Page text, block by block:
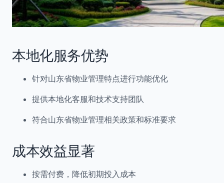
本地化服务优势
针对山东省物业管理特点进行功能优化
提供本地化客服和技术支持团队
符合山东省物业管理相关政策和标准要求
成本效益显著
按需付费，降低初期投入成本